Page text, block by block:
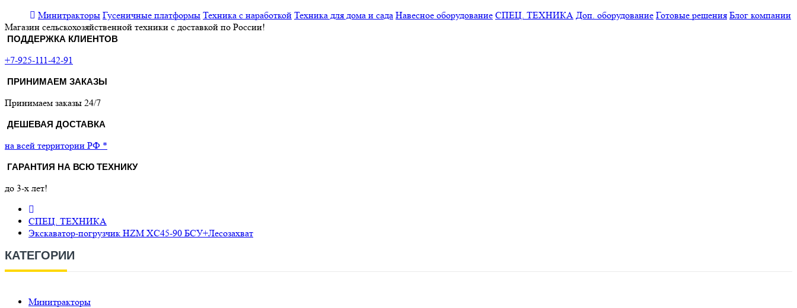
Минитракторы Гусеничные платформы Техника с наработкой Техника для дома и сада Навесное оборудование СПЕЦ. ТЕХНИКА Доп. оборудование Готовые решения Блог компании
Магазин сельскохозяйственной техники с доставкой по России!
ПОДДЕРЖКА КЛИЕНТОВ
+7-925-111-42-91
ПРИНИМАЕМ ЗАКАЗЫ
Принимаем заказы 24/7
ДЕШЕВАЯ ДОСТАВКА
на всей территории РФ *
ГАРАНТИЯ НА ВСЮ ТЕХНИКУ
до 3-х лет!
СПЕЦ. ТЕХНИКА
Экскаватор-погрузчик HZM XC45-90 БСУ+Лесозахват
КАТЕГОРИИ
Минитракторы